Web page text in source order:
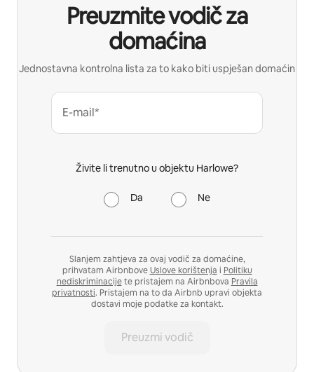
Preuzmite vodič za
domaćina
Jednostavna kontrolna lista za to kako biti uspješan domaćin
E-mail*
Živite li trenutno u objektu Harlowe?
Da Ne
Slanjem zahtjeva za ovaj vodič za domaćine,
prihvatam AirbnboveUslove korištenja i Politiku
nediskriminacijete pristajem na Airbnbova Pravila
privatnosti. Pristajem na to da Airbnb upravi objekta
dostavi moje podatke za kontakt.
Preuzmi vodič